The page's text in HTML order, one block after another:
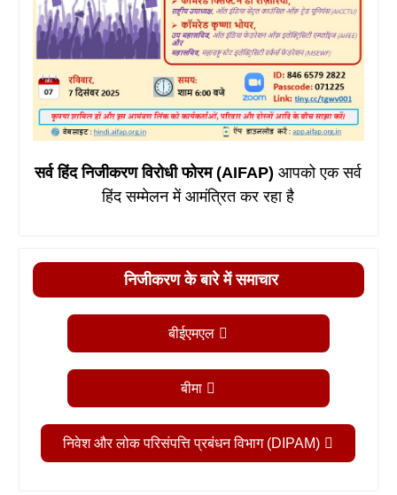
सर्व हिंद निजीकरण विरोधी फोरम (AIFAP)आपको एक सर्व
हिंद सम्मेलन में आमंत्रित कर रहा है
निजीकरण के बारे में समाचार
बीईएमएल
बीमा
निवेश और लोक परिसंपत्ति प्रबंधन विभाग (DIPAM)